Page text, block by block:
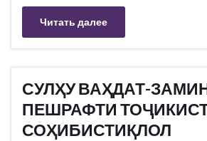
Читать далее
СУЛҲУ ВАҲДАТ-
ПЕШРАФТИ
СОҲИБИСТИҚЛОЛ